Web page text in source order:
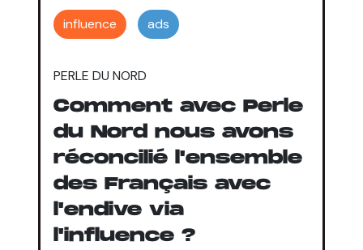
influence ads
PERLE DU NORD
Comment avec Perle
du Nord nous avons
réconcilié l'ensemble
des Français avec
l'endive via
l'influence ?